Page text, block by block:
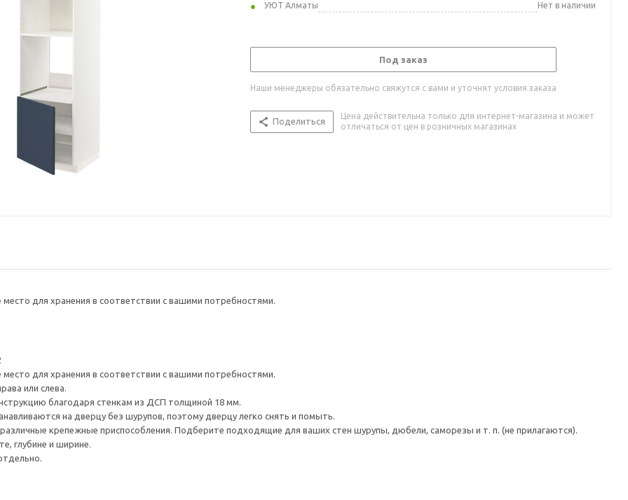
УЮТ Алматы
Нет в наличии
Под заказ
Наши менеджеры обязательно свяжутся с вами и уточнят условия заказа
Поделиться
Цена действительна только для интернет-магазина и может
отличаться от цен в розничных магазинах
место для хранения в соответствии с вашими потребностями.
место для хранения в соответствии с вашими потребностями.
или слева.
благодаря стенкам из ДСП толщиной 18 мм.
на дверцу без шурупов, поэтому дверцу легко снять и помыть.
крепежные приспособления. Подберите подходящие для ваших стен шурупы, дюбели, саморезы и т. п. (не прилагаются).
глубине и ширине.